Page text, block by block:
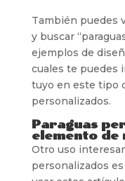
También puedes
y buscar
ejemplos de
cuales te puedes
tuyo en este tipo
personalizados.
Paraguas
elemento de
Otro uso
personalizados